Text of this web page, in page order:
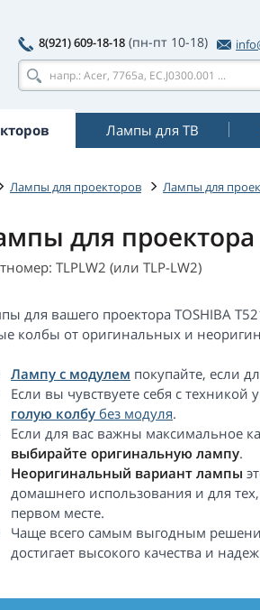
8(921) 609-18-18 (пн-пт 10-18)
Лампы для ТВ
Лампы для проекторов Лампы для
для проектора
TLPLW2 (или TLP-LW2)
для вашего проектора TOSHIBA
колбы от оригинальных и
Лампу с модулем покупайте, если
Если вы чувствуете себя с
голую колбу без модуля.
Если для вас важны максимальное
выбирайте оригинальную лампу.
Неоригинальный вариант лампы
домашнего использования и для
первом месте.
Чаще всего самым выгодным
достигает высокого качества и